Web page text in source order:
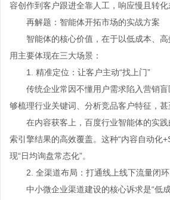
容创作到客户跟进全靠人工，响应慢且转化
再解题：智能体开拓市场的实战方案
智能体的核心价值，在于以低成本、高
用主要体现在三大场景：
1. 精准定位：让客户主动“找上门”
传统企业常因不懂用户需求陷入营销盲
够梳理行业关键词、分析竞品客户特征，
在内容获客上，百度行业智能体的实践
索引擎结果的高效覆盖。这种“内容自动化
现“日均询盘常态化”。
2. 全渠道布局：打通线上线下流量闭环
中小微企业渠道建设的核心诉求是“低成